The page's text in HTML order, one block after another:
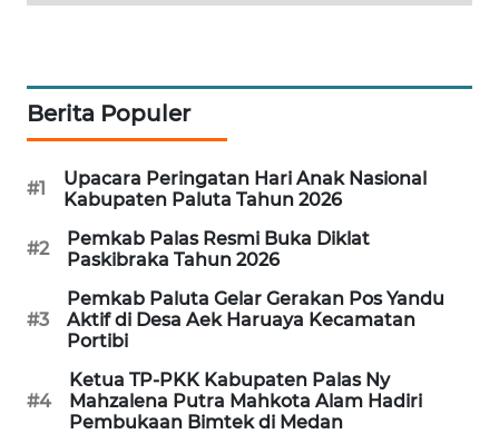
Berita Populer
#1
Upacara Peringatan Hari Anak Nasional
Kabupaten Paluta Tahun 2026
#2
Pemkab Palas Resmi Buka Diklat
Paskibraka Tahun 2026
#3
Pemkab Paluta Gelar Gerakan Pos Yandu
Aktif di Desa Aek Haruaya Kecamatan
Portibi
#4
Ketua TP-PKK Kabupaten Palas Ny
Mahzalena Putra Mahkota Alam Hadiri
Pembukaan Bimtek di Medan
NEWS
SIANTAR
NEWS
METRO
MEDAN
JAKARTA
NEWS
KRT
NEWS